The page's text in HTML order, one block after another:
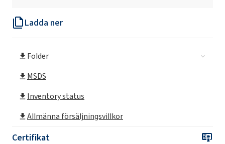
Ladda ner
Folder
MSDS
Inventory status
Allmänna försäljningsvillkor
Certifikat
EXOfos®PB-184 (fosforsyraester)
EXOfos®PB-133 (tridecyleterfosfat)